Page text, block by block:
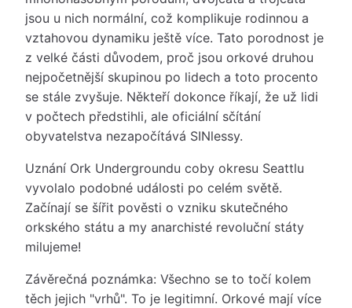
jsou u nich normální, což komplikuje rodinnou a
vztahovou dynamiku ještě více. Tato porodnost je
z velké části důvodem, proč jsou orkové druhou
nejpočetnější skupinou po lidech a toto procento
se stále zvyšuje. Někteří dokonce říkají, že už lidi
v počtech předstihli, ale oficiální sčítání
obyvatelstva nezapočítává SINlessy.
Uznání Ork Undergroundu coby okresu Seattlu
vyvolalo podobné události po celém světě.
Začínají se šířit pověsti o vzniku skutečného
orkského státu a my anarchisté revoluční státy
milujeme!
Závěrečná poznámka: Všechno se to točí kolem
těch jejich "vrhů". To je legitimní. Orkové mají více